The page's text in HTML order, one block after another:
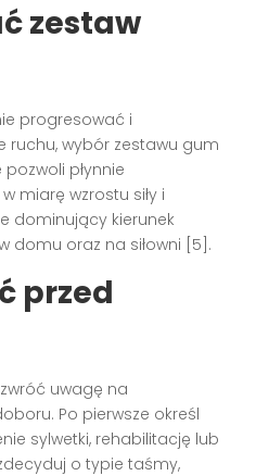
zestaw
progresować i
ruchu, wybór zestawu gum
płynnie
miarę wzrostu siły i
dominujący kierunek
domu oraz na siłowni [5].
przed
uwagę na
Po pierwsze określ
sylwetki, rehabilitację lub
o typie taśmy,